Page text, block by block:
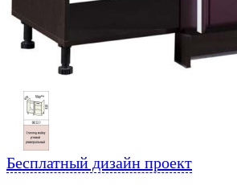
Бесплатный дизайн проект